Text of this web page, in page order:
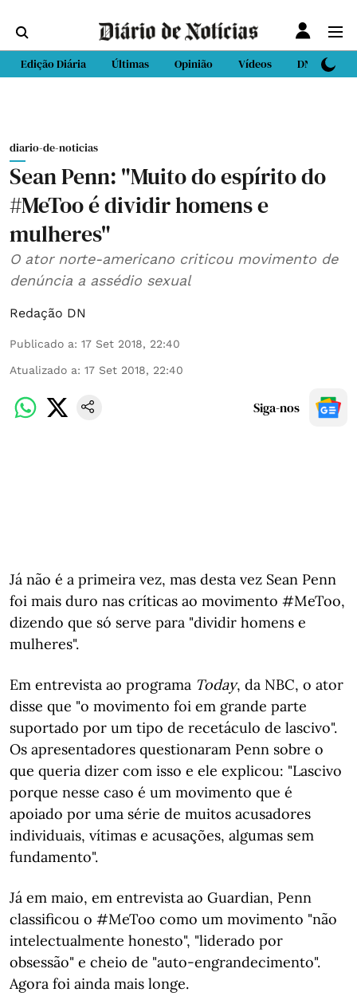
Edição Diária Últimas Opinião Vídeos DN Sport
diario-de-noticias
Sean Penn: "Muito do espírito do
#MeToo é dividir homens e
mulheres"
O ator norte-americano criticou movimento de
denúncia a assédio sexual
Redação DN
Publicado a: 17 Set 2018, 22:40
Atualizado a: 17 Set 2018, 22:40
Siga-nos
Já não é a primeira vez, mas desta vez Sean Penn
foi mais duro nas críticas ao movimento #MeToo,
dizendo que só serve para "dividir homens e
mulheres".
Em entrevista ao programa Today, da NBC, o ator
disse que "o movimento foi em grande parte
suportado por um tipo de recetáculo de lascivo".
Os apresentadores questionaram Penn sobre o
que queria dizer com isso e ele explicou: "Lascivo
porque nesse caso é um movimento que é
apoiado por uma série de muitos acusadores
individuais, vítimas e acusações, algumas sem
fundamento".
Já em maio, em entrevista ao Guardian, Penn
classificou o #MeToo como um movimento "não
intelectualmente honesto", "liderado por
obsessão" e cheio de "auto-engrandecimento".
Agora foi ainda mais longe.